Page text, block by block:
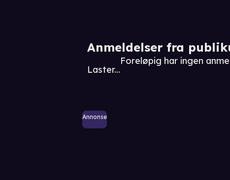
Anmeldelser fra
Laster...
Foreløpig har ingen
Annonse